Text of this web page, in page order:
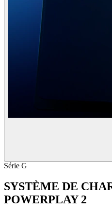
Série G
SYSTÈME DE
POWERPLAY 2